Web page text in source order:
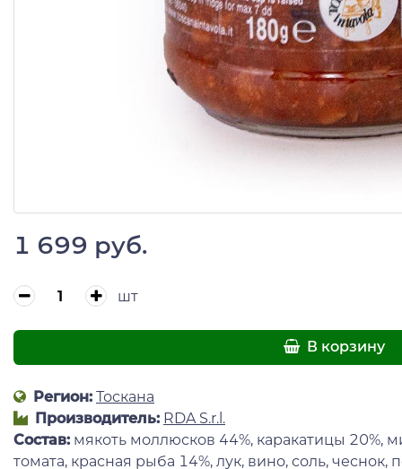
1 699 руб.
шт
В корзину
Регион: Тоскана
Производитель: RDA S.r.l.
Состав: мякоть моллюсков 44%, каракатицы 20%,
томата, красная рыба 14%, лук, вино, соль,